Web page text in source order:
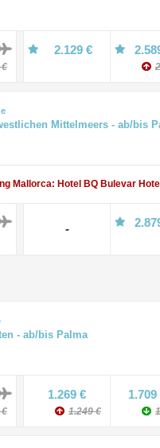
€
2.129 €
Mittelmeers - ab/bis
Mallorca: Hotel BQ Bulevar
-
- ab/bis Palma
€
1.269 €
1.249 €
1.709